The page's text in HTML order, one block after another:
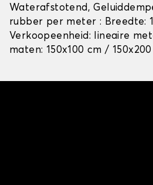
Waterafstotend,
rubber per meter : Breedte:
Verkoopeenheid: lineaire
maten: 150x100 cm /